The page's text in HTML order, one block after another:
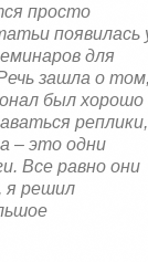
просто
появилась
для
зашла о
был хорошо
реплики,
– это одни
Все равно они
я решил